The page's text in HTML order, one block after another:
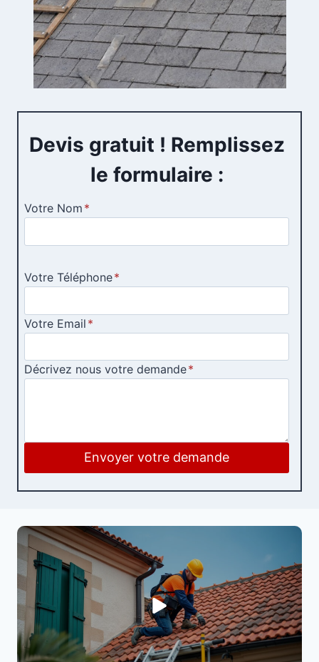
Devis gratuit ! Remplissez
le formulaire :
Votre Nom *
Votre Téléphone*
Votre Email *
Décrivez nous votre demande*
Envoyer votre demande